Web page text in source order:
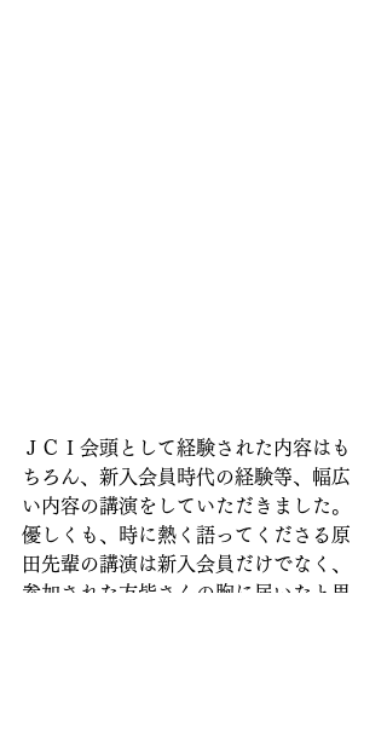
ＪＣＩ会頭として経験された内容はも
ちろん、新入会員時代の経験等、幅広
い内容の講演をしていただきました。
優しくも、時に熱く語ってくださる原
田先輩の講演は新入会員だけでなく、
参加された方皆さんの胸に届いたと思